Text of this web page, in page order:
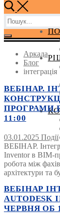
Пошук:
Аркада
Блог
інтеграція
ВЕБІНАР.
ПРОГРАМИ
11:00
03.01.2025 Події
ВЕБІНАР.
Inventor в BIM-
робота між
архітектури та
ВЕБІНАР
AUTODESK
ЧЕРВНЯ ОБ